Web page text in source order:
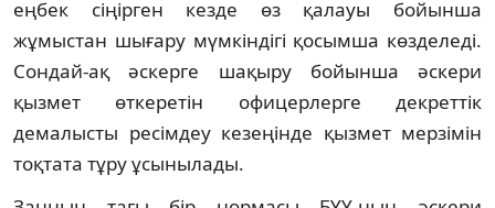
еңбек сіңірген кезде өз қалауы бойынша
жұмыстан шығару мүмкіндігі қосымша көзделеді.
Сондай-ақ әскерге шақыру бойынша әскери
қызмет өткеретін офицерлерге декреттік
демалысты ресімдеу кезеңінде қызмет мерзімін
тоқтата тұру ұсынылады.